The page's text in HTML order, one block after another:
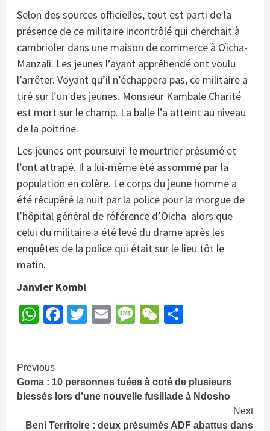
Selon des sources officielles, tout est parti de la
présence de ce militaire incontrôlé qui cherchait à
cambrioler dans une maison de commerce à Oïcha-
Manzali. Les jeunes l’ayant appréhendé ont voulu
l’arrêter. Voyant qu’il n’échappera pas, ce militaire a
tiré sur l’un des jeunes. Monsieur Kambale Charité
est mort sur le champ. La balle l’a atteint au niveau
de la poitrine.
Les jeunes ont poursuivi le meurtrier présumé et
l’ont attrapé. Il a lui-même été assommé par la
population en colère. Le corps du jeune homme a
été récupéré la nuit par la police pour la morgue de
l’hôpital général de référence d’Oicha alors que
celui du militaire a été levé du drame après les
enquêtes de la police qui était sur le lieu tôt le
matin.
Janvier Kombi
WhatsApp
Facebook
Twitter
EmailMessage
WeChat
Continue
Reading
Previous
Goma : 10 personnes tuées à coté de plusieurs
blessés lors d’une nouvelle fusillade à Ndosho
Next
Beni Territoire : deux présumés ADF abattus dans